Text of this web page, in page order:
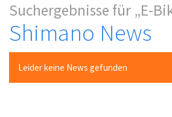
Suchergebnisse für E-
Shimano News
Leider keine News gefunden